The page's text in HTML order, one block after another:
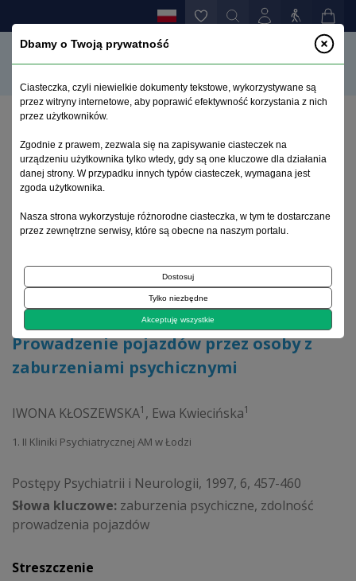
Prowadzenie pojazdów przez osoby z zaburzeniami
psychicznymi
Archiwum 1992–2014
1997, tom 6, zeszyt 4
Problemy orzecznicze
Prowadzenie pojazdów przez osoby z
zaburzeniami psychicznymi
IWONA KŁOSZEWSKA1 , Ewa Kwiecińska1
1. II Kliniki Psychiatrycznej AM w Łodzi
Postępy Psychiatrii i Neurologii, 1997, 6, 457-460
Słowa kluczowe: zaburzenia psychiczne, zdolność
prowadzenia pojazdów
Streszczenie
Dbamy o Twoją prywatność
Ciasteczka, czyli niewielkie dokumenty tekstowe, wykorzystywane są
przez witryny internetowe, aby poprawić efektywność korzystania z nich
przez użytkowników.
Zgodnie z prawem, zezwala się na zapisywanie ciasteczek na
urządzeniu użytkownika tylko wtedy, gdy są one kluczowe dla działania
danej strony. W przypadku innych typów ciasteczek, wymagana jest
zgoda użytkownika.
Nasza strona wykorzystuje różnorodne ciasteczka, w tym te dostarczane
przez zewnętrzne serwisy, które są obecne na naszym portalu.
Dostosuj
Tylko niezbędne
Akceptuję wszystkie